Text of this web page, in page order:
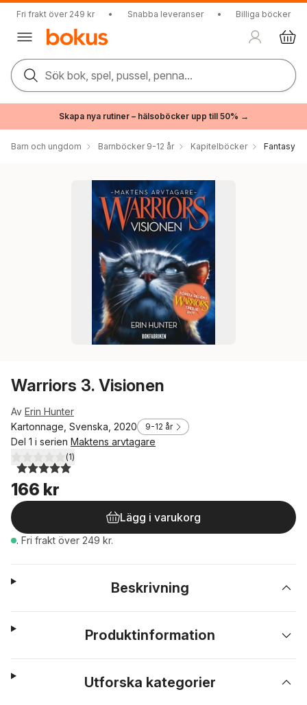
Fri frakt över 249 kr • Snabba leveranser • Billiga böcker
Sök bok, spel, pussel, penna...
Skapa nya rutiner – hälsoböcker upp till 50% →
Barn och ungdom Barnböcker 9-12 år Kapitelböcker Fantasy
Warriors 3. Visionen
Av Erin Hunter
Kartonnage, Svenska, 2020
9-12 år
Del 1 i serien Maktens arvtagare
5,0utav 5 stjärnor. Totalt antal röster:
(1)
166 kr
Lägg i varukorg
. Fri frakt över 249 kr.
Beskrivning
Produktinformation
Utforska kategorier